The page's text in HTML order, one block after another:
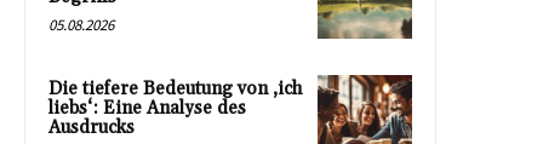
05.08.2026
Die tiefere Bedeutung von ‚ich
liebs‘: Eine Analyse des
Ausdrucks